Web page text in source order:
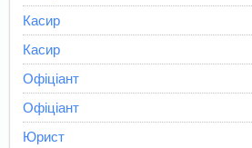
Касир
Касир
Офіціант
Офіціант
Юрист